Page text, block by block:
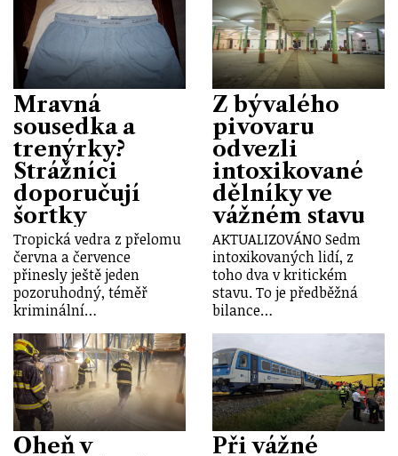
Mravná
sousedka a
trenýrky?
Strážníci
doporučují
šortky
Tropická vedra z přelomu
června a července
přinesly ještě jeden
pozoruhodný, téměř
kriminální…
Z bývalého
pivovaru
odvezli
intoxikované
dělníky ve
vážném stavu
AKTUALIZOVÁNO Sedm
intoxikovaných lidí, z
toho dva v kritickém
stavu. To je předběžná
bilance…
Oheň v
Při vážné